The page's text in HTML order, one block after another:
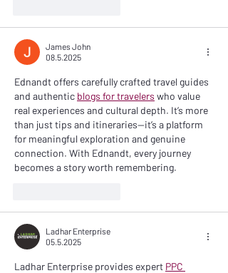
James John
08.5.2025
Ednandt offers carefully crafted travel guides
and authentic blogs for travelers who value
real experiences and cultural depth. It’s more
than just tips and itineraries—it’s a platform
for meaningful exploration and genuine
connection. With Ednandt, every journey
becomes a story worth remembering.
Ladhar Enterprise
05.5.2025
Ladhar Enterprise provides expert PPC